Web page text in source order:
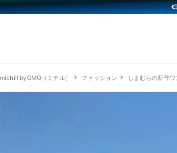
michill byGMO（ミチル） ファッション しまむらの新作